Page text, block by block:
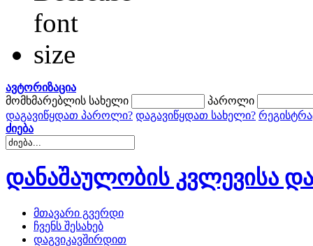
ავტორიზაცია
მომხმარებლის სახელი
პაროლი
დაგავიწყდათ პაროლი? დაგავიწყდათ სახელი?
ძიება
დანაშაულობის კვლევისა
მთავარი გვერდი
ჩვენს შესახებ
დაგვიკავშირდით